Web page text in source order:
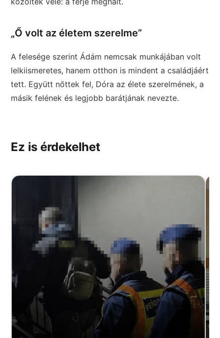
„Ő volt az életem szerelme”
A felesége szerint Ádám nemcsak munkájában volt
lelkiismeretes, hanem otthon is mindent a családjáért
tett. Együtt nőttek fel, Dóra az élete szerelmének, a
másik felének és legjobb barátjának nevezte.
Ez is érdekelhet